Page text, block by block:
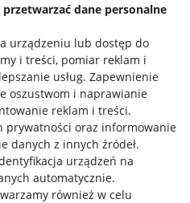
dane personalne
urządzeniu lub dostęp do
i treści, pomiar reklam i
usług. Zapewnienie
oszustwom i naprawianie
reklam i treści.
prywatności oraz informowanie
danych z innych źródeł.
urządzeń na
automatycznie.
również w celu